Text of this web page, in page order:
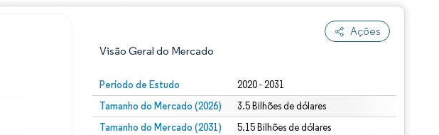
Ações
Visão Geral do Mercado
Período de Estudo 2020 - 2031
Tamanho do Mercado (2026) 3.5 Bilhões de dólares
Tamanho do Mercado (2031) 5.15 Bilhões de dólares